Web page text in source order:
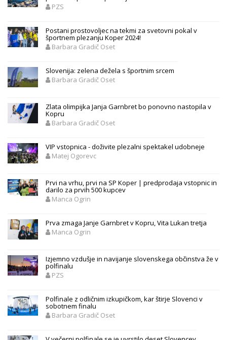
PZS
Postani prostovoljec na tekmi za svetovni pokal v
športnem plezanju Koper 2024!
Barbara Gradič Oset
Slovenija: zelena dežela s športnim srcem
Barbara Gradič Oset
Zlata olimpijka Janja Garnbret bo ponovno nastopila v
Kopru
Barbara Gradič Oset
VIP vstopnica - doživite plezalni spektakel udobneje
Matej Ogorevc
Prvi na vrhu, prvi na SP Koper | predprodaja vstopnic in
darilo za prvih 500 kupcev
Manca Ogrin
Prva zmaga Janje Garnbret v Kopru, Vita Lukan tretja
Manca Ogrin
Izjemno vzdušje in navijanje slovenskega občinstva že v
polfinalu
PZS
Polfinale z odličnim izkupičkom, kar štirje Slovenci v
sobotnem finalu
Barbara Gradič Oset